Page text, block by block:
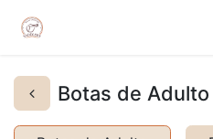
Botas de Adulto